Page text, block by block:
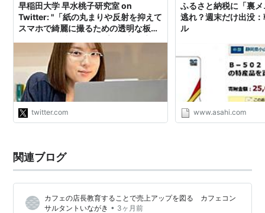
早稲田大学 早水桃子研究室 on
Twitter: "「紙の丸まりや反射を抑えて
スマホで綺麗に撮るための透明な板が
んに相談したら、なんと自ら実験して
3mm厚のノングレアアクリル板とい
う裏メニューを作って頂けました🥳ガ
ラスより低反射＆割れないので安心👏
A4サイズならクリアファイルにスッキ
リ収納可能です💮✨
https://t.co/YVIZcTQhsp"
twitter.com
ふるさと納税に「裏
逃れ？週末だけ出没
ル
www.asahi.com
関連ブログ
カフェの店長教育することで売上アップを図る カフェコン
サルタントいながき • 3ヶ月前